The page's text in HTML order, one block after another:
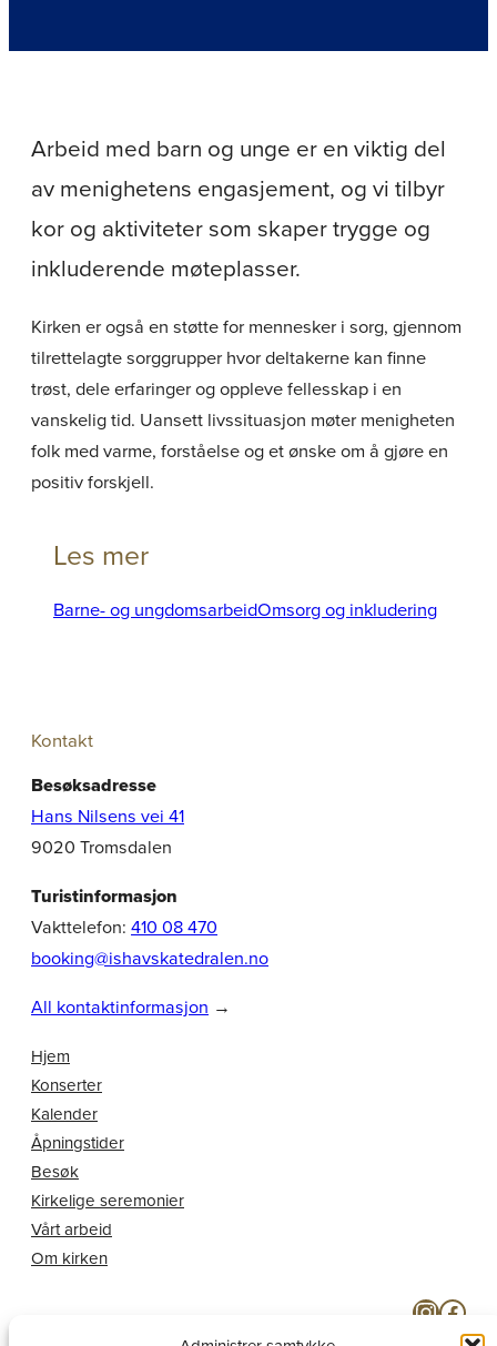
Arbeid med barn og unge er en viktig del
av menighetens engasjement, og vi tilbyr
kor og aktiviteter som skaper trygge og
inkluderende møteplasser.
Kirken er også en støtte for mennesker i sorg, gjennom
tilrettelagte sorggrupper hvor deltakerne kan finne
trøst, dele erfaringer og oppleve fellesskap i en
vanskelig tid. Uansett livssituasjon møter menigheten
folk med varme, forståelse og et ønske om å gjøre en
positiv forskjell.
Les mer
Barne- og ungdomsarbeidOmsorg og inkludering
Kontakt
Besøksadresse
Hans Nilsens vei 41
9020 Tromsdalen
Turistinformasjon
Vakttelefon: 410 08 470
booking@ishavskatedralen.no
All kontaktinformasjon →
Hjem
Konserter
Kalender
Åpningstider
Besøk
Kirkelige seremonier
Vårt arbeid
Om kirken
InstagramFacebook